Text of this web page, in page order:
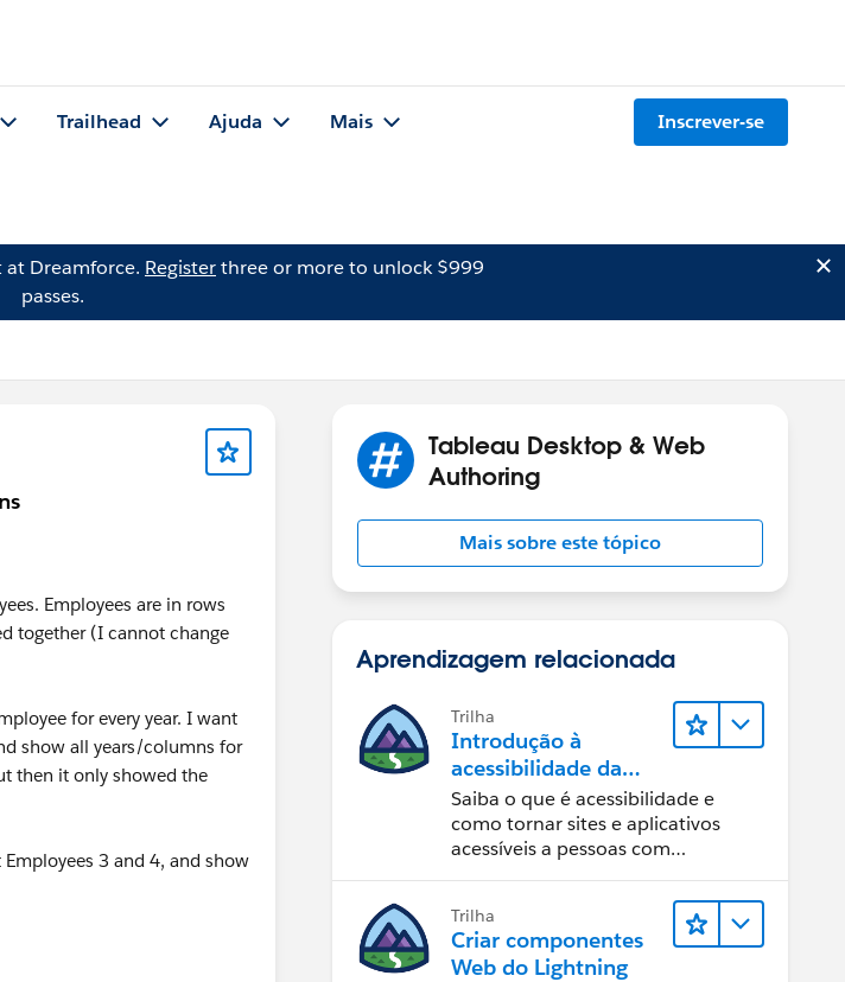
Trailhead Ajuda Mais Inscrever-se
Dreamforce. Registerthree or more to unlock $999
passes.
Employees are in rows
together (I cannot change
for every year. I want
show all years/columns for
then it only showed the
3 and 4, and show
Tableau Desktop & Web
Authoring
Mais sobre este tópico
Aprendizagem relacionada
Trilha
Introdução à
acessibilidade da
Web
Saiba o que é acessibilidade e
como tornar sites e aplicativos
acessíveis a pessoas com
Trilha
Criar componentes
Web do Lightning